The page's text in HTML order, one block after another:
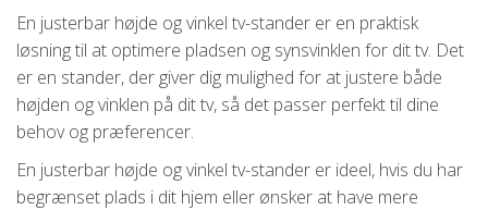
En justerbar højde og vinkel tv-stander er en praktisk
løsning til at optimere pladsen og synsvinklen for dit tv. Det
er en stander, der giver dig mulighed for at justere både
højden og vinklen på dit tv, så det passer perfekt til dine
behov og præferencer.
En justerbar højde og vinkel tv-stander er ideel, hvis du har
begrænset plads i dit hjem eller ønsker at have mere